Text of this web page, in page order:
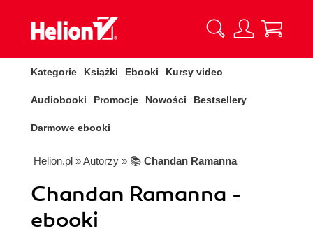
Kategorie Książki Ebooki Kursy video
Audiobooki Promocje Nowości Bestsellery
Darmowe ebooki
Helion.pl » Autorzy » 📚 Chandan Ramanna
Chandan Ramanna -
ebooki